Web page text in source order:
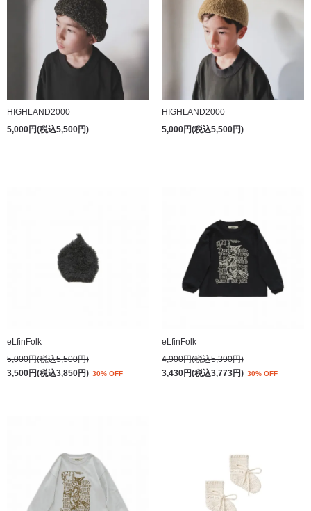
HIGHLAND2000
5,000円(税込5,500円)
HIGHLAND2000
5,000円(税込5,500円)
eLfinFolk
5,000円(税込5,500円)
3,500円(税込3,850円) 30% OFF
eLfinFolk
4,900円(税込5,390円)
3,430円(税込3,773円) 30% OFF